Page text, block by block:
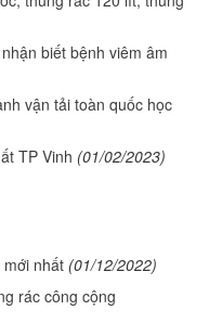
biết bệnh viêm âm
vận tải toàn quốc học
TP Vinh (01/02/2023)
nhất (01/12/2022)
rác công cộng